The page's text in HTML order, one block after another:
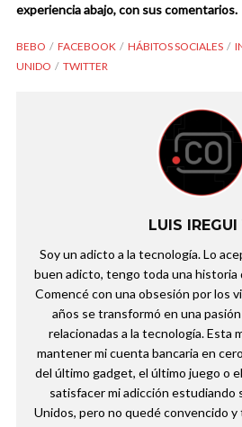
experiencia abajo, con sus comentarios.
BEBO FACEBOOK HÁBITOS SOCIALES
UNIDO
TWITTER
LUIS IREGUI
Soy un adicto a la tecnología. Lo
buen adicto, tengo toda una historia
Comencé con una obsesión por los
años se transformó en una
relacionadas a la tecnología. Esta
mantener mi cuenta bancaria en
del último gadget, el último juego o
satisfacer mi adicción estudiando
Unidos, pero no quedé convencido